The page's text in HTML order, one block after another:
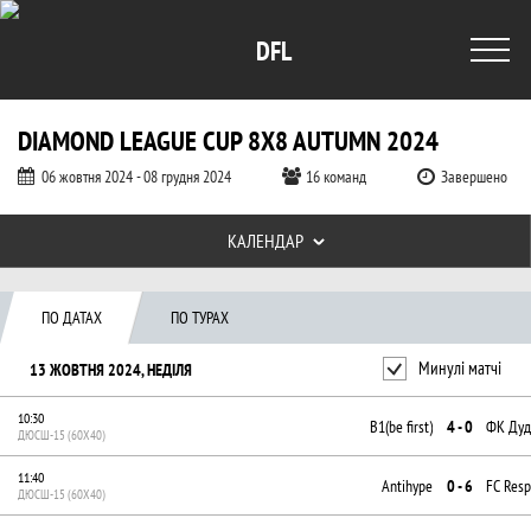
DFL
DIAMOND LEAGUE СUP 8X8 AUTUMN 2024
06 жовтня 2024 - 08 грудня 2024 16 команд Завершено
Календар за датою і по турам,
ПО ДАТАХ ПО ТУРАХ
Минулі матчі
13 ЖОВТНЯ 2024, НЕДІЛЯ
10:30
ДЮСШ-15 (60X40) B1(be first) 4 - 0 ФК
11:40
ДЮСШ-15 (60X40) Antihype 0 - 6 FC
КАЛЕНДАР
Таблиці турніру